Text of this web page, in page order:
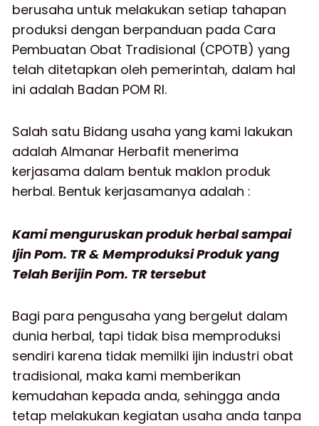
berusaha untuk melakukan setiap tahapan
produksi dengan berpanduan pada Cara
Pembuatan Obat Tradisional (CPOTB) yang
telah ditetapkan oleh pemerintah, dalam hal
ini adalah Badan POM RI.
Salah satu Bidang usaha yang kami lakukan
adalah Almanar Herbafit menerima
kerjasama dalam bentuk maklon produk
herbal. Bentuk kerjasamanya adalah :
Kami menguruskan produk herbal sampai
Ijin Pom. TR & Memproduksi Produk yang
Telah Berijin Pom. TR tersebut
Bagi para pengusaha yang bergelut dalam
dunia herbal, tapi tidak bisa memproduksi
sendiri karena tidak memilki ijin industri obat
tradisional, maka kami memberikan
kemudahan kepada anda, sehingga anda
tetap melakukan kegiatan usaha anda tanpa